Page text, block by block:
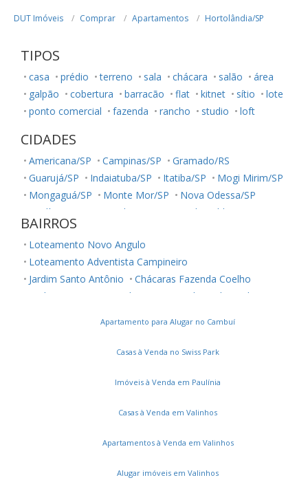
DUT Imóveis Comprar Apartamentos Hortolândia/SP
TIPOS
casa prédio terreno sala chácara salão
área
galpão
cobertura barracão flat kitnet sítio
lote
ponto comercial
fazenda rancho studio loft
CIDADES
Americana/SP Campinas/SP
Gramado/RS
Guarujá/SP
Indaiatuba/SP Itatiba/SP
Mogi Mirim/SP
Mongaguá/SP
Monte Mor/SP
Nova Odessa/SP
Paulínia/SP
Piracicaba/SP
Poços de Caldas/MG
Praia Grande/SP
BAIRROS
Loteamento Novo Angulo
Loteamento Adventista Campineiro
Jardim Santo Antônio
Chácaras Fazenda Coelho
Jardim São Jorge
Jardim Nossa Senhora da Penha
Jardim Santa Esmeralda
Jardim Adelaide
Jardim Novo Estrela
Jardim Nova Hortolândia I
Apartamento para Alugar no Cambuí
Casas à Venda no Swiss Park
Imóveis à Venda em Paulínia
Casas à Venda em Valinhos
Apartamentos à Venda em Valinhos
Alugar imóveis em Valinhos